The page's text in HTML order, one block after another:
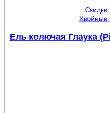
Скидки
Хвойные
Ель колючая Глаука